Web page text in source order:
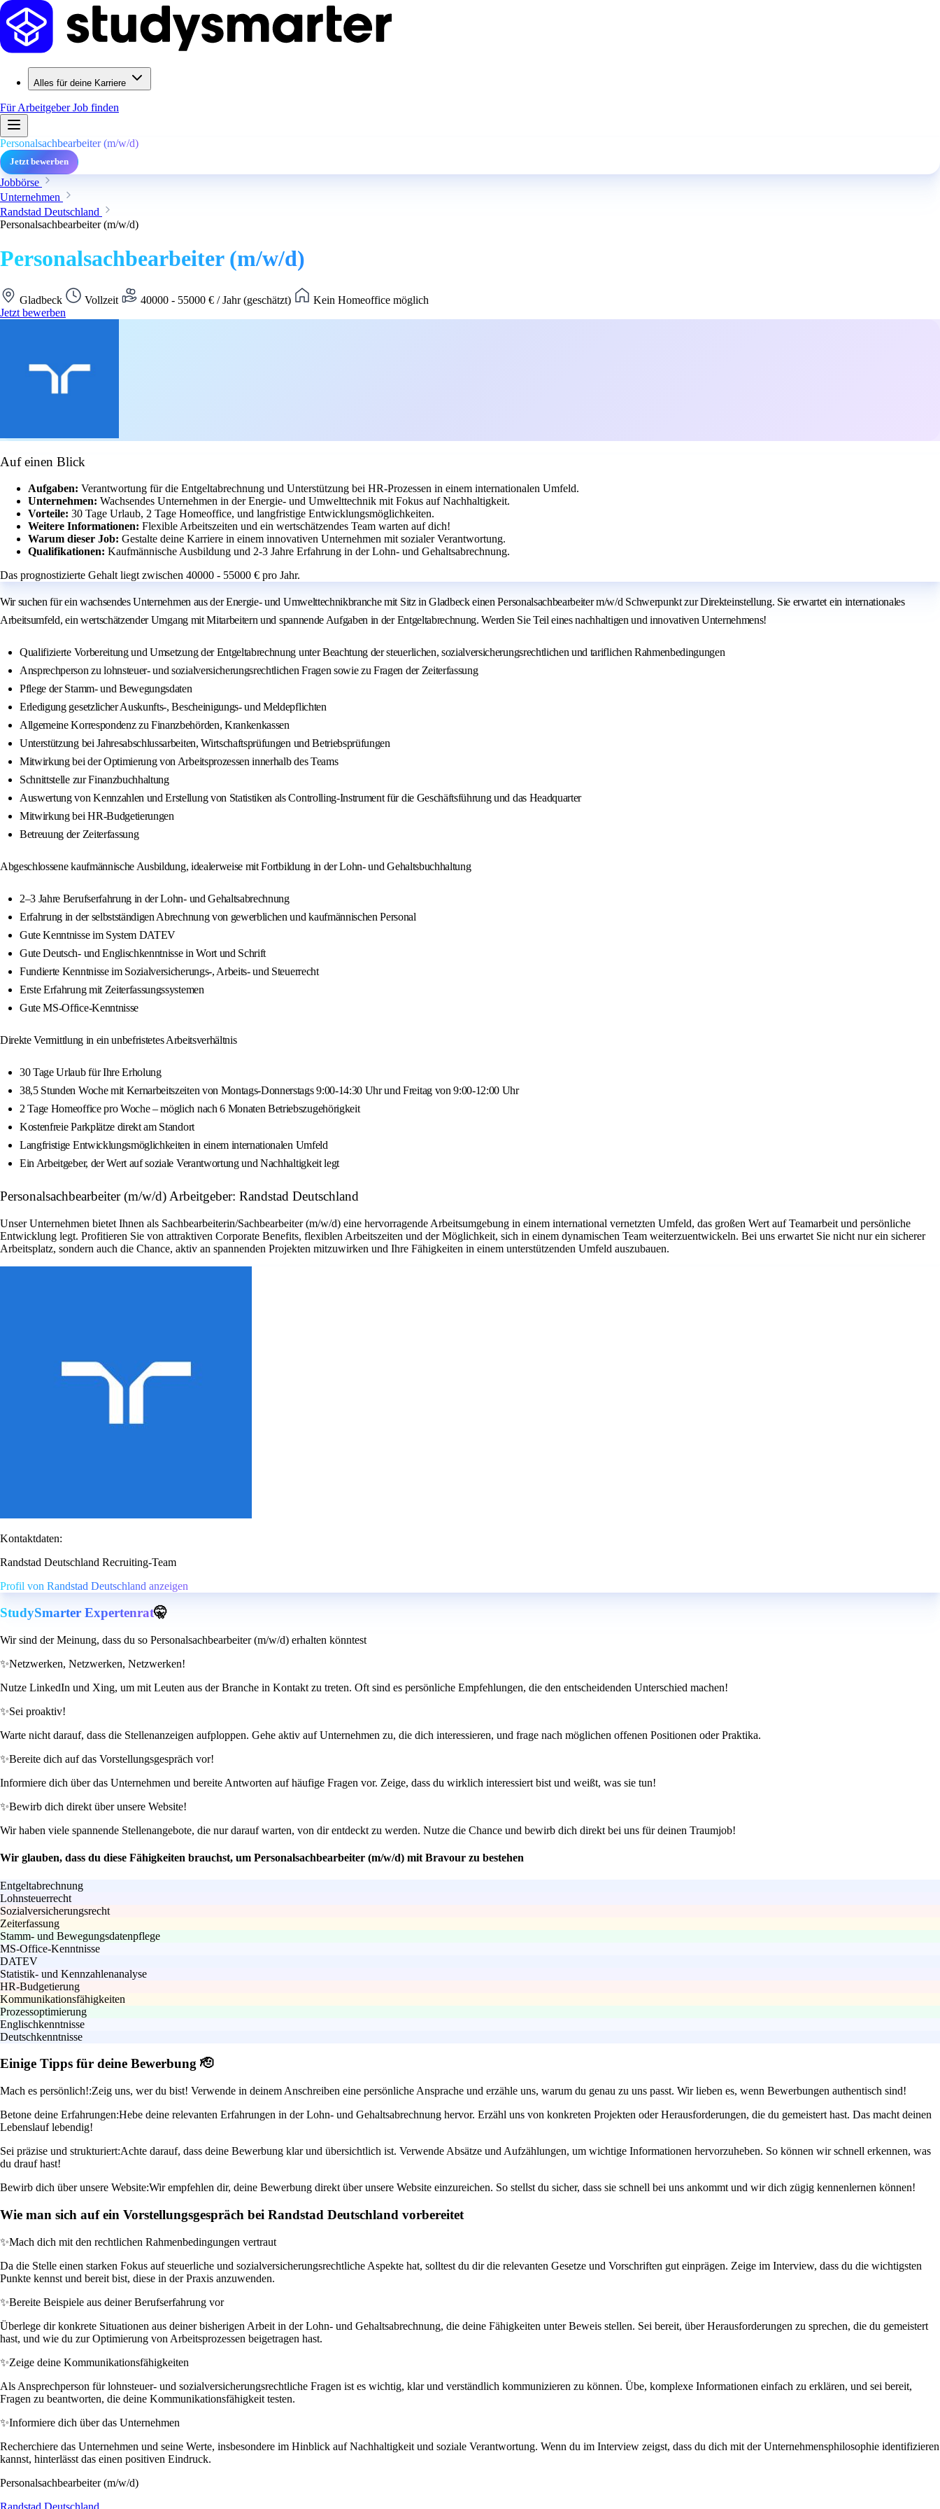
Alles für deine Karriere
Für ArbeitgeberJob finden
Personalsachbearbeiter (m/w/d)
Jetzt bewerben
Jobbörse
Unternehmen
Randstad Deutschland
Personalsachbearbeiter (m/w/d)
Personalsachbearbeiter (m/w/d)
Gladbeck Vollzeit 40000 - 55000 € / Jahr (geschätzt)
Kein Homeoffice möglich
Jetzt bewerben
Auf einen Blick
Aufgaben: Verantwortung für die Entgeltabrechnung und Unterstützung bei HR-Prozessen in einem internationalen Umfeld.
Unternehmen: Wachsendes Unternehmen in der Energie- und Umwelttechnik mit Fokus auf Nachhaltigkeit.
Vorteile: 30 Tage Urlaub, 2 Tage Homeoffice, und langfristige Entwicklungsmöglichkeiten.
Weitere Informationen: Flexible Arbeitszeiten und ein wertschätzendes Team warten auf dich!
Warum dieser Job: Gestalte deine Karriere in einem innovativen Unternehmen mit sozialer Verantwortung.
Qualifikationen: Kaufmännische Ausbildung und 2-3 Jahre Erfahrung in der Lohn- und Gehaltsabrechnung.
Das prognostizierte Gehalt liegt zwischen 40000 - 55000 € pro Jahr.
Wir suchen für ein wachsendes Unternehmen aus der Energie- und Umwelttechnikbranche mit Sitz in Gladbeck einen Personalsachbearbeiter m/w/d Schwerpunkt zur Direkteinstellung. Sie erwartet ein internationales
Arbeitsumfeld, ein wertschätzender Umgang mit Mitarbeitern und spannende Aufgaben in der Entgeltabrechnung. Werden Sie Teil eines nachhaltigen und innovativen Unternehmens!
Qualifizierte Vorbereitung und Umsetzung der Entgeltabrechnung unter Beachtung der steuerlichen, sozialversicherungsrechtlichen und tariflichen Rahmenbedingungen
Ansprechperson zu lohnsteuer- und sozialversicherungsrechtlichen Fragen sowie zu Fragen der Zeiterfassung
Pflege der Stamm- und Bewegungsdaten
Erledigung gesetzlicher Auskunfts-, Bescheinigungs- und Meldepflichten
Allgemeine Korrespondenz zu Finanzbehörden, Krankenkassen
Unterstützung bei Jahresabschlussarbeiten, Wirtschaftsprüfungen und Betriebsprüfungen
Mitwirkung bei der Optimierung von Arbeitsprozessen innerhalb des Teams
Schnittstelle zur Finanzbuchhaltung
Auswertung von Kennzahlen und Erstellung von Statistiken als Controlling-Instrument für die Geschäftsführung und das Headquarter
Mitwirkung bei HR-Budgetierungen
Betreuung der Zeiterfassung
Abgeschlossene kaufmännische Ausbildung, idealerweise mit Fortbildung in der Lohn- und Gehaltsbuchhaltung
2–3 Jahre Berufserfahrung in der Lohn- und Gehaltsabrechnung
Erfahrung in der selbstständigen Abrechnung von gewerblichen und kaufmännischen Personal
Gute Kenntnisse im System DATEV
Gute Deutsch- und Englischkenntnisse in Wort und Schrift
Fundierte Kenntnisse im Sozialversicherungs-, Arbeits- und Steuerrecht
Erste Erfahrung mit Zeiterfassungssystemen
Gute MS-Office-Kenntnisse
Direkte Vermittlung in ein unbefristetes Arbeitsverhältnis
30 Tage Urlaub für Ihre Erholung
38,5 Stunden Woche mit Kernarbeitszeiten von Montags-Donnerstags 9:00-14:30 Uhr und Freitag von 9:00-12:00 Uhr
2 Tage Homeoffice pro Woche – möglich nach 6 Monaten Betriebszugehörigkeit
Kostenfreie Parkplätze direkt am Standort
Langfristige Entwicklungsmöglichkeiten in einem internationalen Umfeld
Ein Arbeitgeber, der Wert auf soziale Verantwortung und Nachhaltigkeit legt
Personalsachbearbeiter (m/w/d) Arbeitgeber: Randstad Deutschland
Unser Unternehmen bietet Ihnen als Sachbearbeiterin/Sachbearbeiter (m/w/d) eine hervorragende Arbeitsumgebung in einem international vernetzten Umfeld, das großen Wert auf Teamarbeit und persönliche
Entwicklung legt. Profitieren Sie von attraktiven Corporate Benefits, flexiblen Arbeitszeiten und der Möglichkeit, sich in einem dynamischen Team weiterzuentwickeln. Bei uns erwartet Sie nicht nur ein sicherer
Arbeitsplatz, sondern auch die Chance, aktiv an spannenden Projekten mitzuwirken und Ihre Fähigkeiten in einem unterstützenden Umfeld auszubauen.
Kontaktdaten:
Randstad Deutschland Recruiting-Team
Profil von Randstad Deutschland anzeigen
StudySmarter Expertenrat🤫
Wir sind der Meinung, dass du so Personalsachbearbeiter (m/w/d) erhalten könntest
✨Netzwerken, Netzwerken, Netzwerken!
Nutze LinkedIn und Xing, um mit Leuten aus der Branche in Kontakt zu treten. Oft sind es persönliche Empfehlungen, die den entscheidenden Unterschied machen!
✨Sei proaktiv!
Warte nicht darauf, dass die Stellenanzeigen aufploppen. Gehe aktiv auf Unternehmen zu, die dich interessieren, und frage nach möglichen offenen Positionen oder Praktika.
✨Bereite dich auf das Vorstellungsgespräch vor!
Informiere dich über das Unternehmen und bereite Antworten auf häufige Fragen vor. Zeige, dass du wirklich interessiert bist und weißt, was sie tun!
✨Bewirb dich direkt über unsere Website!
Wir haben viele spannende Stellenangebote, die nur darauf warten, von dir entdeckt zu werden. Nutze die Chance und bewirb dich direkt bei uns für deinen Traumjob!
Wir glauben, dass du diese Fähigkeiten brauchst, um Personalsachbearbeiter (m/w/d) mit Bravour zu bestehen
Entgeltabrechnung
Lohnsteuerrecht
Sozialversicherungsrecht
Zeiterfassung
Stamm- und Bewegungsdatenpflege
MS-Office-Kenntnisse
DATEV
Statistik- und Kennzahlenanalyse
HR-Budgetierung
Kommunikationsfähigkeiten
Prozessoptimierung
Englischkenntnisse
Deutschkenntnisse
Einige Tipps für deine Bewerbung 🫡
Mach es persönlich!:Zeig uns, wer du bist! Verwende in deinem Anschreiben eine persönliche Ansprache und erzähle uns, warum du genau zu uns passt. Wir lieben es, wenn Bewerbungen authentisch sind!
Betone deine Erfahrungen:Hebe deine relevanten Erfahrungen in der Lohn- und Gehaltsabrechnung hervor. Erzähl uns von konkreten Projekten oder Herausforderungen, die du gemeistert hast. Das macht deinen
Lebenslauf lebendig!
Sei präzise und strukturiert:Achte darauf, dass deine Bewerbung klar und übersichtlich ist. Verwende Absätze und Aufzählungen, um wichtige Informationen hervorzuheben. So können wir schnell erkennen, was
du drauf hast!
Bewirb dich über unsere Website:Wir empfehlen dir, deine Bewerbung direkt über unsere Website einzureichen. So stellst du sicher, dass sie schnell bei uns ankommt und wir dich zügig kennenlernen können!
Wie man sich auf ein Vorstellungsgespräch bei Randstad Deutschland vorbereitet
✨Mach dich mit den rechtlichen Rahmenbedingungen vertraut
Da die Stelle einen starken Fokus auf steuerliche und sozialversicherungsrechtliche Aspekte hat, solltest du dir die relevanten Gesetze und Vorschriften gut einprägen. Zeige im Interview, dass du die wichtigsten
Punkte kennst und bereit bist, diese in der Praxis anzuwenden.
✨Bereite Beispiele aus deiner Berufserfahrung vor
Überlege dir konkrete Situationen aus deiner bisherigen Arbeit in der Lohn- und Gehaltsabrechnung, die deine Fähigkeiten unter Beweis stellen. Sei bereit, über Herausforderungen zu sprechen, die du gemeistert
hast, und wie du zur Optimierung von Arbeitsprozessen beigetragen hast.
✨Zeige deine Kommunikationsfähigkeiten
Als Ansprechperson für lohnsteuer- und sozialversicherungsrechtliche Fragen ist es wichtig, klar und verständlich kommunizieren zu können. Übe, komplexe Informationen einfach zu erklären, und sei bereit,
Fragen zu beantworten, die deine Kommunikationsfähigkeit testen.
✨Informiere dich über das Unternehmen
Recherchiere das Unternehmen und seine Werte, insbesondere im Hinblick auf Nachhaltigkeit und soziale Verantwortung. Wenn du im Interview zeigst, dass du dich mit der Unternehmensphilosophie identifizieren
kannst, hinterlässt das einen positiven Eindruck.
Personalsachbearbeiter (m/w/d)
Randstad Deutschland